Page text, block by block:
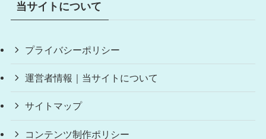
当サイトについて
プライバシーポリシー
運営者情報｜当サイトについて
サイトマップ
コンテンツ制作ポリシー